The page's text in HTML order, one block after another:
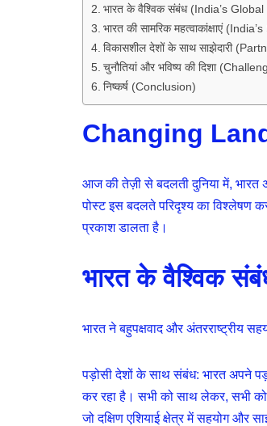
भारत के वैश्विक संबंध (India’s
भारत की सामरिक महत्वाकांक्षाएं
विकासशील देशों के साथ साझेदारी
चुनौतियां और भविष्य की दिशा
निष्कर्ष (Conclusion)
Changing
आज की तेज़ी से बदलती दुनिया में, भारत
पोस्ट इस बदलते परिदृश्य का विश्लेषण
प्रकाश डालता है।
भारत के वैश्विक
भारत ने बहुपक्षवाद और अंतरराष्ट्रीय
पड़ोसी देशों के साथ संबंध: भारत अपने
कर रहा है। सभी को साथ लेकर, सभी को
जो दक्षिण एशियाई क्षेत्र में सहयोग और